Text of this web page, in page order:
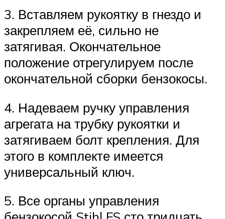
3. Вставляем рукоятку в гнездо и
закрепляем её, сильно не
затягивая. Окончательное
положение отрегулируем после
окончательной сборки бензокосы.
4. Надеваем ручку управления
агрегата на трубку рукоятки и
затягиваем болт крепления. Для
этого в комплекте имеется
универсальный ключ.
5. Все органы управления